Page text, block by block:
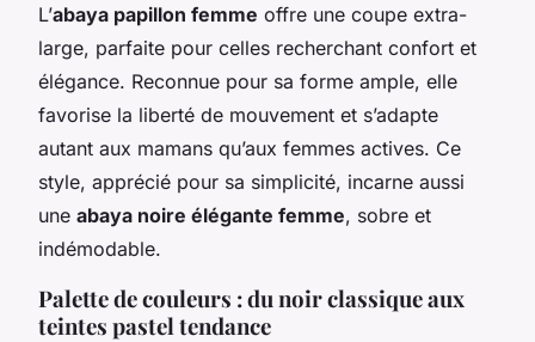
L’abaya papillon femme offre une coupe extra-
large, parfaite pour celles recherchant confort et
élégance. Reconnue pour sa forme ample, elle
favorise la liberté de mouvement et s’adapte
autant aux mamans qu’aux femmes actives. Ce
style, apprécié pour sa simplicité, incarne aussi
une abaya noire élégante femme, sobre et
indémodable.
Palette de couleurs : du noir classique aux
teintes pastel tendance